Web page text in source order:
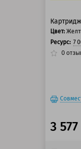
Цвет:
Ресурс: 7
0
3